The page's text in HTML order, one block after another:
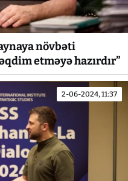
növbəti
etməyə hazırdır”
2-06-2024, 11:37